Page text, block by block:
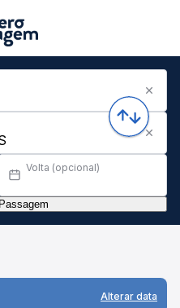
Volta (opcional)
Alterar data